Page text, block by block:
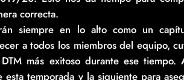
correcta.
siempre en lo alto como un
a todos los miembros del equipo,
más exitoso durante ese
esta temporada y la siguiente para